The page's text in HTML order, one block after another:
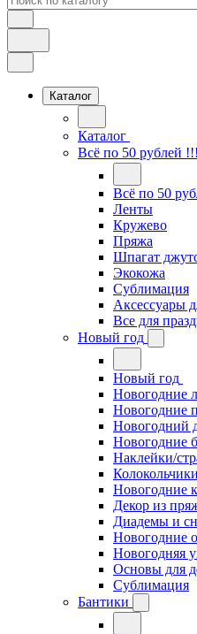
Каталог
Каталог
Всё по 50 рублей !!!
Всё по 50
Ленты
Кружево
Пряжа
Шпагат
Экокожа
Сублимация
Аксессуары
Все для
Новый год
Новый год
Новогодние
Новогодние
Новогодний
Новогодние
Наклейки/
Новогодние
Декор из
Диадемы и
Новогодние
Новогодняя
Основы для
Сублимация
Бантики